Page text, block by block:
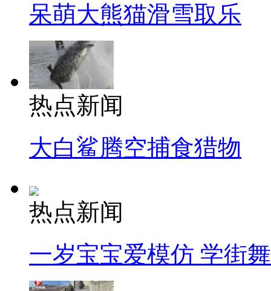
呆萌大熊猫滑雪取乐
热点新闻
大白鲨腾空捕食猎物
热点新闻
一岁宝宝爱模仿 学街